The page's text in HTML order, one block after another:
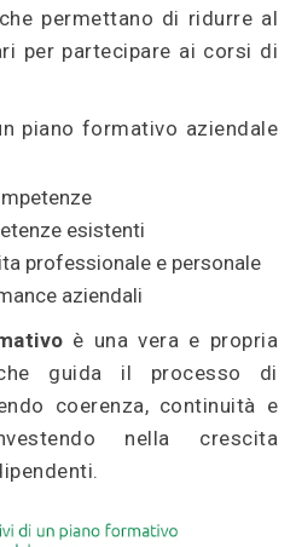
permettano di ridurre al
per partecipare ai corsi di
piano formativo aziendale
esistenti
professionale e personale
aziendali
è una vera e propria
guida il processo di
coerenza, continuità e
nella crescita